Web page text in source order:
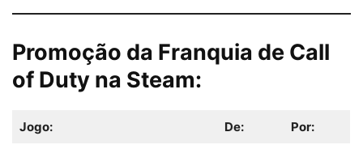
Promoção da Franquia de Call
of Duty na Steam:
Jogo: De: Por: